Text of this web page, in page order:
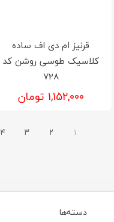
دسته‌ها
قرنیز‌ ام دی اف ساده
کلاسیک طوسی روشن کد
728
۱,۱۵۲,۰۰۰ تومان
۱ ۲ ۳ ۴